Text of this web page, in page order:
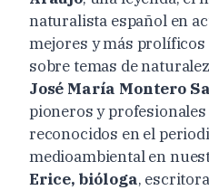
naturalista español en
mejores y más
sobre temas de
José María Montero
pioneros y
reconocidos en el
medioambiental en
Erice, bióloga,